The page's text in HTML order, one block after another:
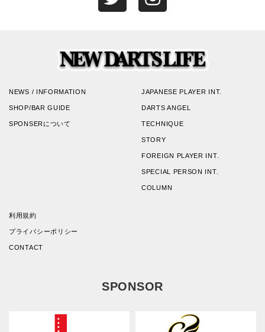
NEWS / INFORMATION
SHOP/BAR GUIDE
SPONSERについて
JAPANESE PLAYER INT.
DARTS ANGEL
TECHNIQUE
STORY
FOREIGN PLAYER INT.
SPECIAL PERSON INT.
COLUMN
利用規約
プライバシーポリシー
CONTACT
SPONSOR